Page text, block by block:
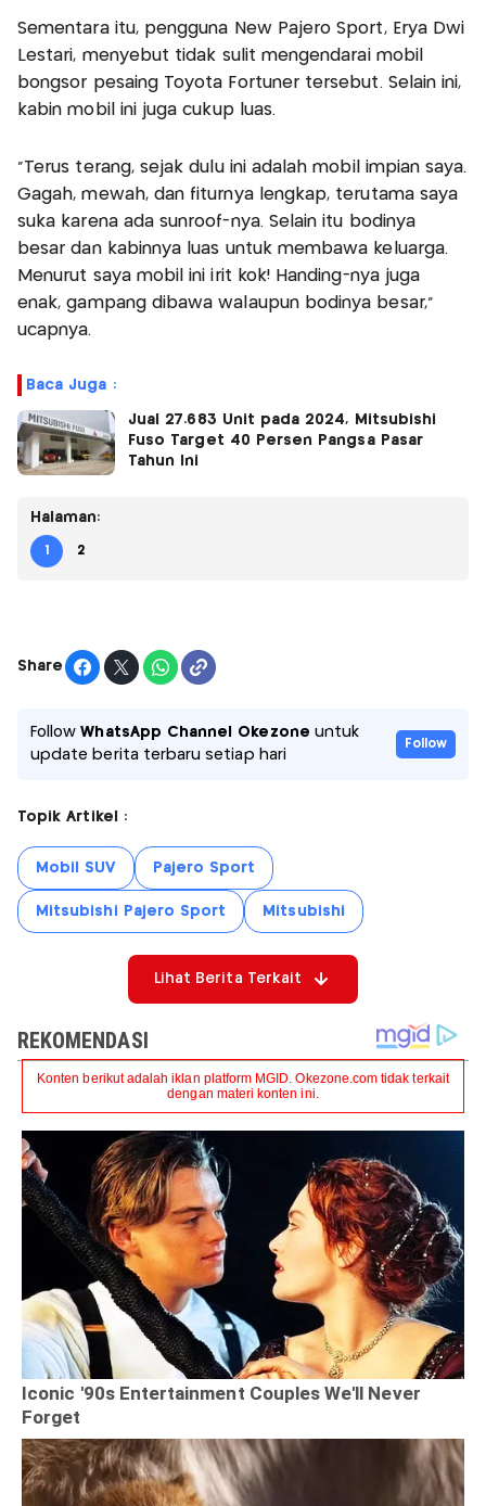
Sementara itu, pengguna New Pajero Sport, Erya Dwi
Lestari, menyebut tidak sulit mengendarai mobil
bongsor pesaing Toyota Fortuner tersebut. Selain ini,
kabin mobil ini juga cukup luas.
“Terus terang, sejak dulu ini adalah mobil impian saya.
Gagah, mewah, dan fiturnya lengkap, terutama saya
suka karena ada sunroof-nya. Selain itu bodinya
besar dan kabinnya luas untuk membawa keluarga.
Menurut saya mobil ini irit kok! Handing-nya juga
enak, gampang dibawa walaupun bodinya besar,”
ucapnya.
Baca Juga :
Jual 27.683 Unit pada 2024, Mitsubishi
Fuso Target 40 Persen Pangsa Pasar
Tahun Ini
Halaman:
1 2
Share
FollowWhatsApp Channel Okezone untuk
update berita terbaru setiap hari
Follow
Topik Artikel :
Mobil SUV Pajero Sport
Mitsubishi Pajero Sport Mitsubishi
Lihat Berita Terkait